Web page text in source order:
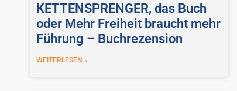
KETTENSPRENGER, das Buch
oder Mehr Freiheit braucht mehr
Führung – Buchrezension
WEITERLESEN »